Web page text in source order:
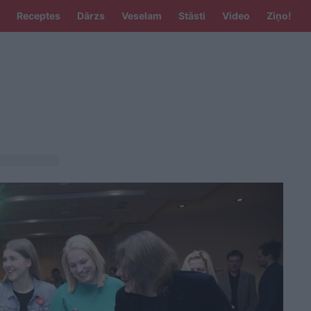
Receptes Dārzs Veselam Stāsti Video Ziņo!